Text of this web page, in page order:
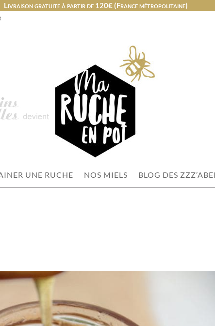
Livraison gratuite à partir de 120€ (France métropolitaine)
UNE RUCHE NOS MIELS BLOG DES